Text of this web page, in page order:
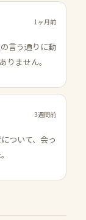
1ヶ月前
言う通りに動
りません。
3週間前
ついて、会っ